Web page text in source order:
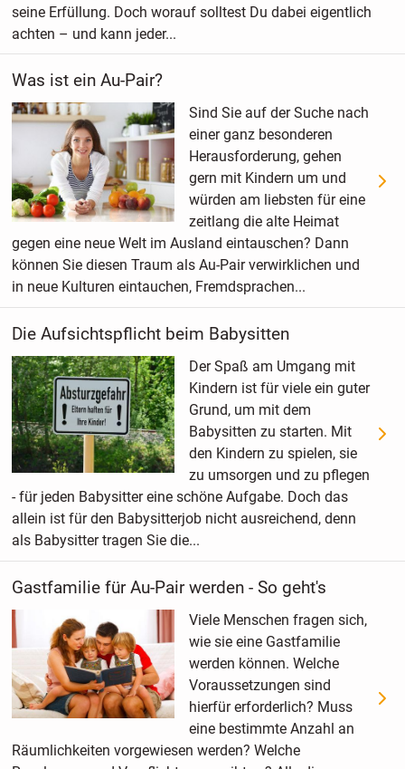
seine Erfüllung. Doch worauf solltest Du dabei eigentlich
achten – und kann jeder...
Was ist ein Au-Pair?
Sind Sie auf der Suche nach
einer ganz besonderen
Herausforderung, gehen
gern mit Kindern um und
würden am liebsten für eine
zeitlang die alte Heimat
gegen eine neue Welt im Ausland eintauschen? Dann
können Sie diesen Traum als Au-Pair verwirklichen und
in neue Kulturen eintauchen, Fremdsprachen...
Die Aufsichtspflicht beim Babysitten
Der Spaß am Umgang mit
Kindern ist für viele ein guter
Grund, um mit dem
Babysitten zu starten. Mit
den Kindern zu spielen, sie
zu umsorgen und zu pflegen
- für jeden Babysitter eine schöne Aufgabe. Doch das
allein ist für den Babysitterjob nicht ausreichend, denn
als Babysitter tragen Sie die...
Gastfamilie für Au-Pair werden - So geht's
Viele Menschen fragen sich,
wie sie eine Gastfamilie
werden können. Welche
Voraussetzungen sind
hierfür erforderlich? Muss
eine bestimmte Anzahl an
Räumlichkeiten vorgewiesen werden? Welche